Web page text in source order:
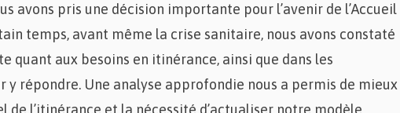
avons pris une décision importante pour l’avenir de l’Accueil
temps, avant même la crise sanitaire, nous avons constaté
quant aux besoins en itinérance, ainsi que dans les
y répondre. Une analyse approfondie nous a permis de mieux
de l’itinérance et la nécessité d’actualiser notre modèle